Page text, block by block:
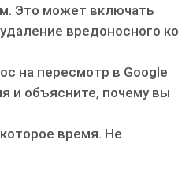
Это может включать
вредоносного
на пересмотр в Google
и объясните, почему вы
время. Не